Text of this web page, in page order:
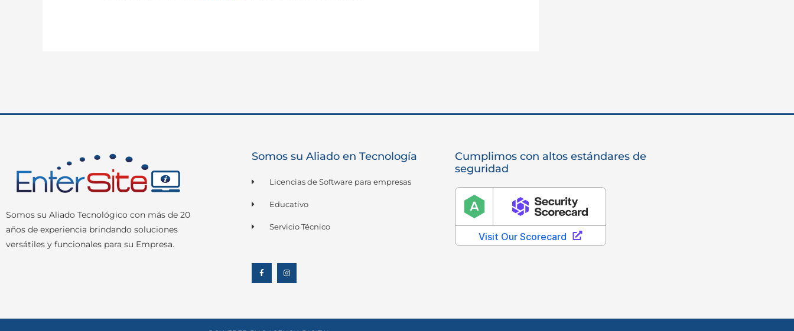
Somos su Aliado Tecnológico con más de 20
años de experiencia brindando soluciones
versátiles y funcionales para su Empresa.
Somos su Aliado en Tecnología
Licencias de Software para empresas
Educativo
Servicio Técnico
c
e
b
o
s
t
a
g
Cumplimos con altos estándares de
seguridad